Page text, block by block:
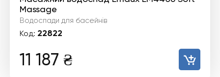
Massage
Водоспади для басейнів
Код: 22822
11 187 ₴